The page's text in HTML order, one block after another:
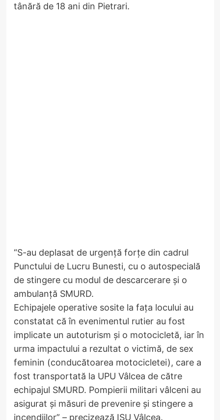
tânără de 18 ani din Pietrari.
“S-au deplasat de urgență forțe din cadrul
Punctului de Lucru Bunesti, cu o autospecială
de stingere cu modul de descarcerare și o
ambulanță SMURD.
Echipajele operative sosite la fața locului au
constatat că în evenimentul rutier au fost
implicate un autoturism și o motocicletă, iar în
urma impactului a rezultat o victimă, de sex
feminin (conducătoarea motocicletei), care a
fost transportată la UPU Vâlcea de către
echipajul SMURD. Pompierii militari vâlceni au
asigurat și măsuri de prevenire și stingere a
incendiilor” – precizează ISU Vâlcea.